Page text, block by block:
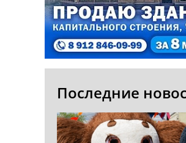
Последние